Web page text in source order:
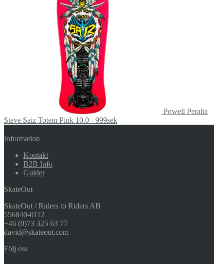
Powell Peralta
Steve Saiz Totem Pink 10.0 - 999sek
Information
Kontakt
B2B Info
Guider
SkateOut
SkateOut / Riders to Riders AB
556840-0112
+46 (0)73 325 63 77
david@skateout.com
Följ oss